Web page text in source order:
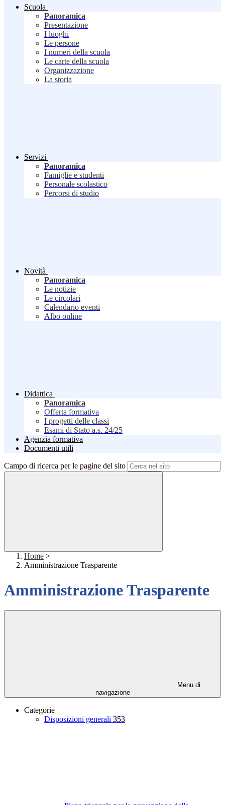
Scuola
Panoramica
Presentazione
I luoghi
Le persone
I numeri della scuola
Le carte della scuola
Organizzazione
La storia
Servizi
Panoramica
Famiglie e studenti
Personale scolastico
Percorsi di studio
Novità
Panoramica
Le notizie
Le circolari
Calendario eventi
Albo online
Didattica
Panoramica
Offerta formativa
I progetti delle classi
Esami di Stato a.s. 24/25
Agenzia formativa
Documenti utili
Campo di ricerca per le pagine del sito
Home >
Amministrazione Trasparente
Amministrazione Trasparente
Menu di
navigazione
Categorie
Disposizioni generali 353